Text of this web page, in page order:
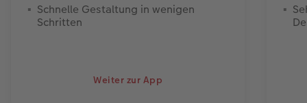
Schnelle Gestaltung in wenigen
Schritten
Weiter zur App